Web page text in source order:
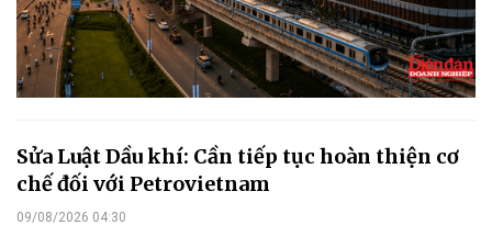
Sửa Luật Dầu khí: Cần tiếp tục hoàn thiện cơ
chế đối với Petrovietnam
09/08/2026 04:30